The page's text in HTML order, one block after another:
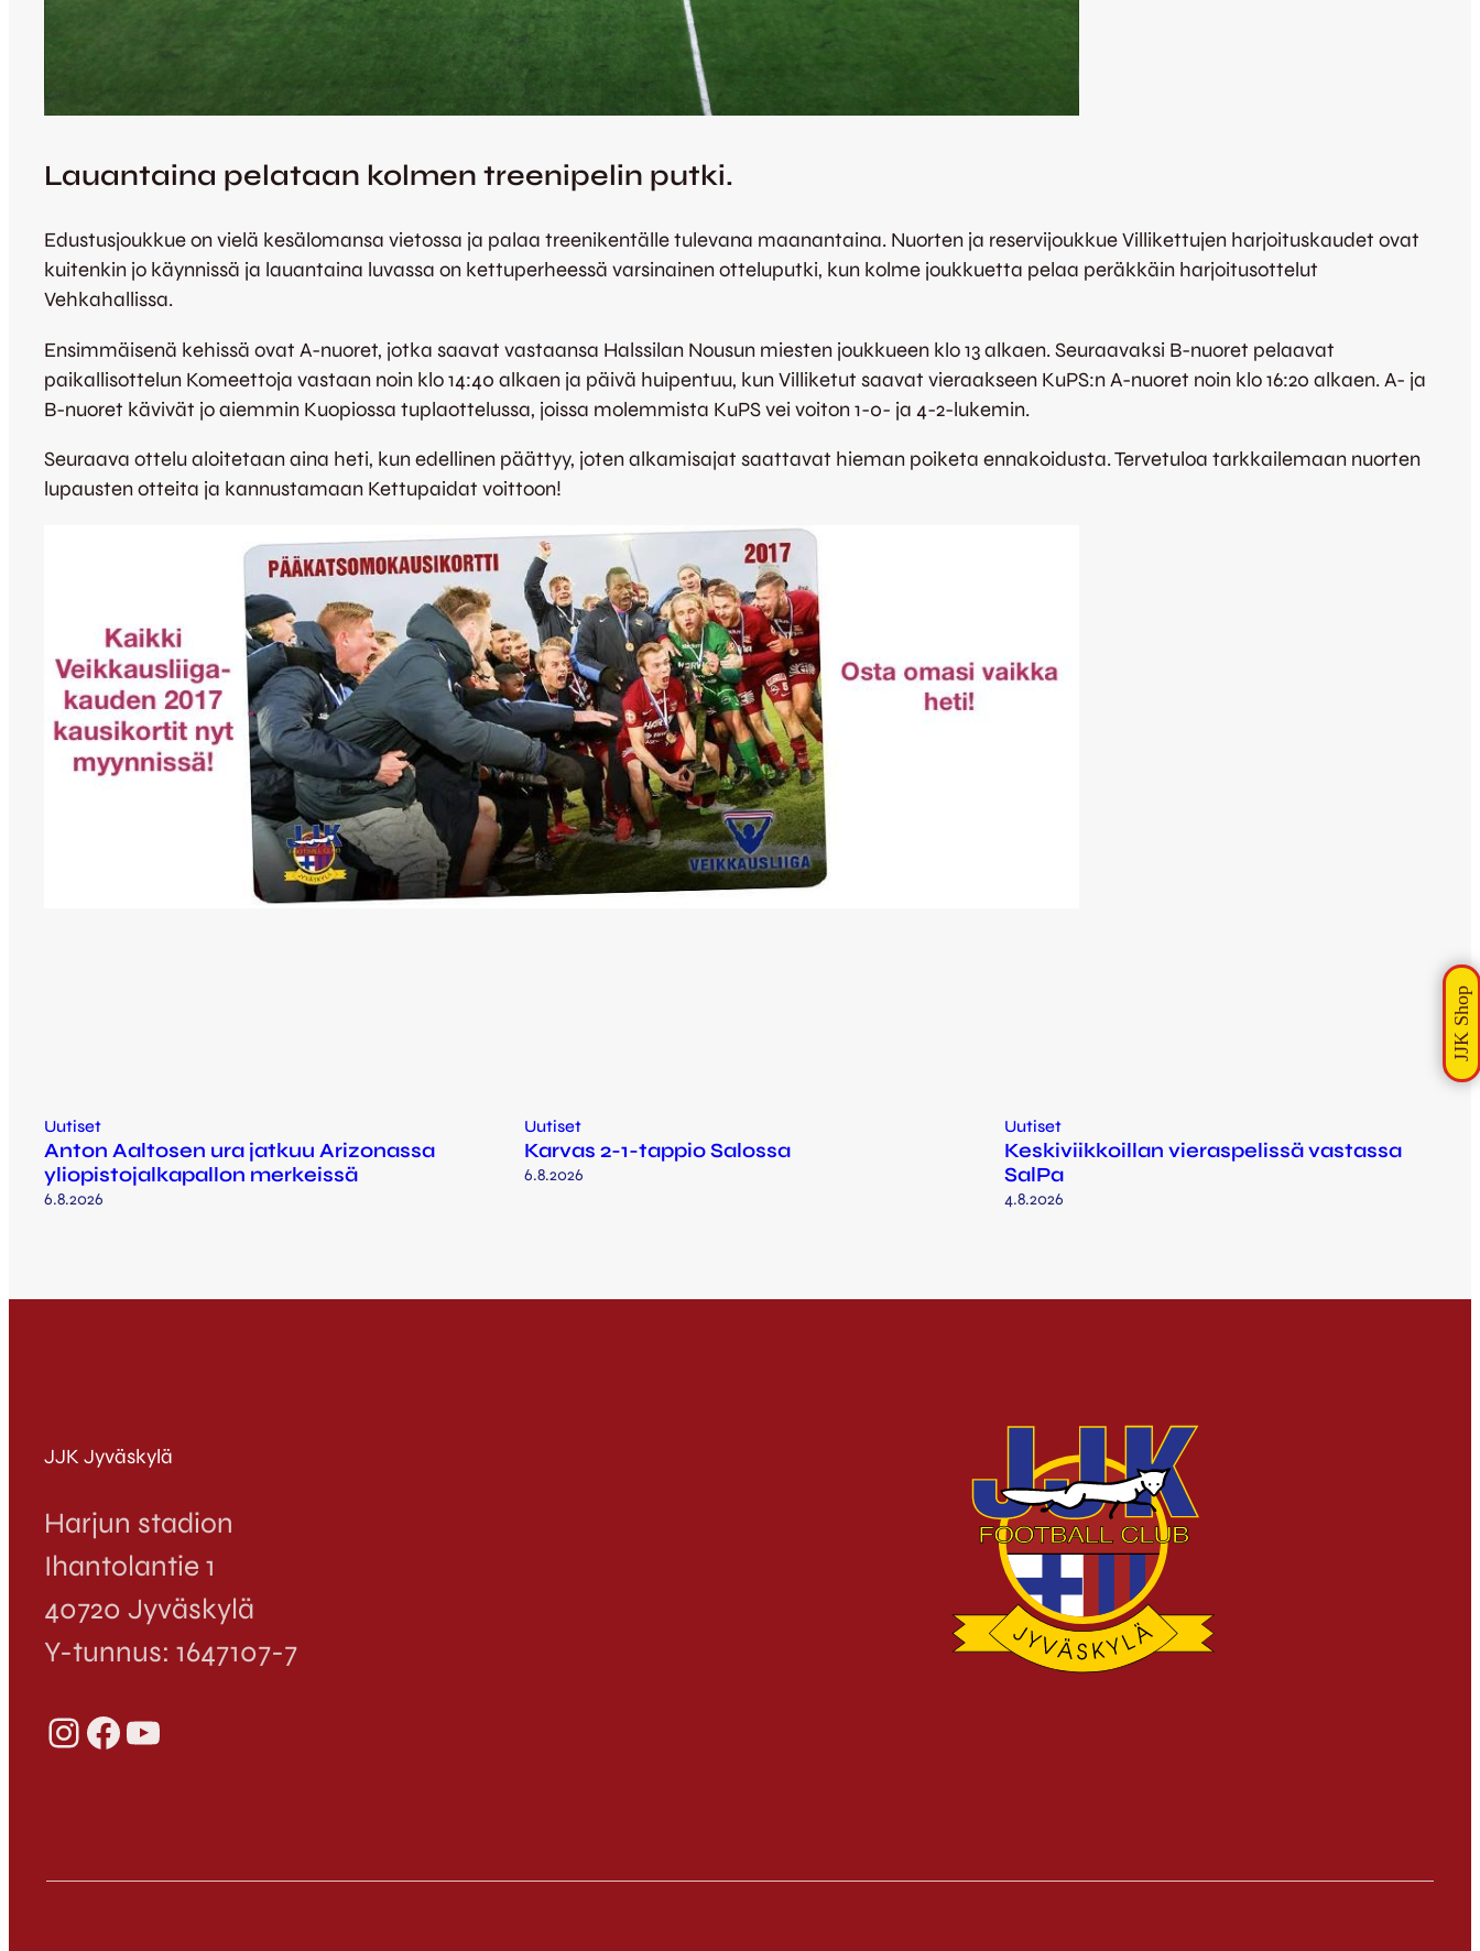
Lauantaina pelataan kolmen treenipelin putki.
Edustusjoukkue on vielä kesälomansa vietossa ja palaa treenikentälle tulevana maanantaina. Nuorten ja reservijoukkue Villikettujen harjoituskaudet ovat
kuitenkin jo käynnissä ja lauantaina luvassa on kettuperheessä varsinainen otteluputki, kun kolme joukkuetta pelaa peräkkäin harjoitusottelut
Vehkahallissa.
Ensimmäisenä kehissä ovat A-nuoret, jotka saavat vastaansa Halssilan Nousun miesten joukkueen klo 13 alkaen. Seuraavaksi B-nuoret pelaavat
paikallisottelun Komeettoja vastaan noin klo 14:40 alkaen ja päivä huipentuu, kun Villiketut saavat vieraakseen KuPS:n A-nuoret noin klo 16:20 alkaen. A- ja
B-nuoret kävivät jo aiemmin Kuopiossa tuplaottelussa, joissa molemmista KuPS vei voiton 1-0- ja 4-2-lukemin.
Seuraava ottelu aloitetaan aina heti, kun edellinen päättyy, joten alkamisajat saattavat hieman poiketa ennakoidusta. Tervetuloa tarkkailemaan nuorten
lupausten otteita ja kannustamaan Kettupaidat voittoon!
Uutiset
Anton Aaltosen ura jatkuu Arizonassa
yliopistojalkapallon merkeissä
6.8.2026
Uutiset
Karvas 2-1-tappio Salossa
6.8.2026
Uutiset
Keskiviikkoillan vieraspelissä vastassa
SalPa
4.8.2026
JJK Jyväskylä
Harjun stadion
Ihantolantie 1
40720 Jyväskylä
Y-tunnus: 1647107-7
InstagramFacebook YouTube